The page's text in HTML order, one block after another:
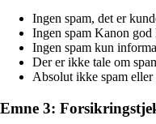
Ingen spam, det er
Ingen spam Kanon
Ingen spam kun
Der er ikke tale om
Absolut ikke spam
Emne 3: